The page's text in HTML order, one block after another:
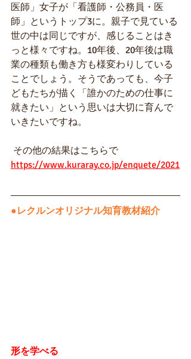
医師」女子が「看護師・公務員・医
師」というトップ3に。親子で見ている
世の中は同じですが、感じることはき
っと様々ですね。10年後、20年後は職
業の種類も働き方も様変わりしている
ことでしょう。そうであっても、今子
どもたちが描く「誰かのための仕事に
就きたい」という思いは大切に育んで
いきたいですね。
その他の結果はこちらで
https://www.kuraray.co.jp/enquete/2021
●レクルンオリジナル知育教材紹介
形を学べる